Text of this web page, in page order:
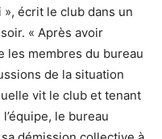
», écrit le club dans un
« Après avoir
les membres du bureau
de la situation
vit le club et tenant
le bureau